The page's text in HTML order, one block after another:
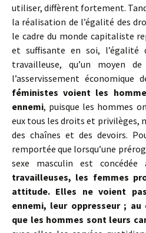
utiliser, diffèrent fortement.
la réalisation de l’égalité des
le cadre du monde capitaliste
et suffisante en soi, l’égalité
travailleuse, qu’un moyen
l’asservissement économique
féministes voient les
ennemi, puisque les hommes
eux tous les droits et privilèges,
des chaînes et des devoirs.
remportée que lorsqu’une
sexe masculin est
travailleuses, les femmes
attitude. Elles ne voient
ennemi, leur oppresseur ;
que les hommes sont leurs